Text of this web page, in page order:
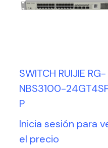
SWITCH RUIJIE RG-
NBS3100-
P
Inicia sesión para
el precio